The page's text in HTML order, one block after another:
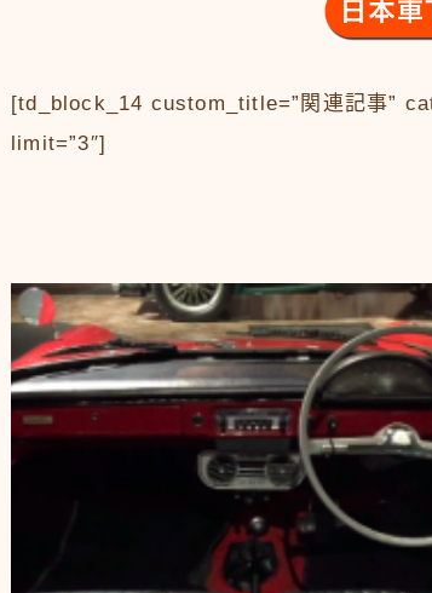
[td_block_14 custom_title=”関連記事”
limit=”3″]